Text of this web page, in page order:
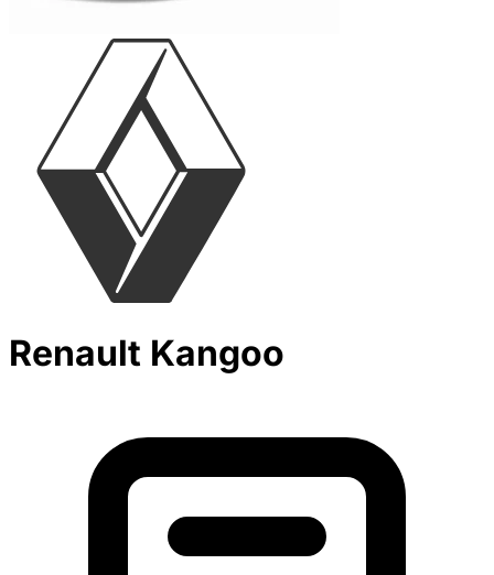
Renault Kangoo